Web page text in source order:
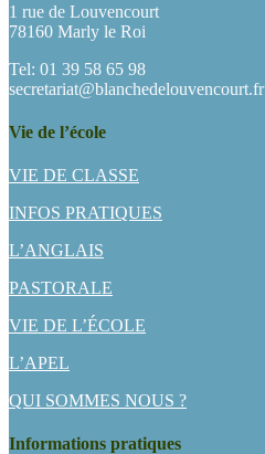
1 rue de Louvencourt
78160 Marly le Roi
Tel: 01 39 58 65 98
secretariat@blanchedelouvencourt.fr
Vie de l’école
VIE DE CLASSE
INFOS PRATIQUES
L’ANGLAIS
PASTORALE
VIE DE L’ÉCOLE
L’APEL
QUI SOMMES NOUS ?
Informations pratiques